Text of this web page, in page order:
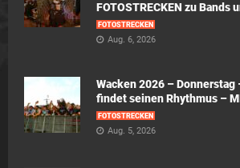
FOTOSTRECKEN zu Bands
FOTOSTRECKEN
Aug. 6, 2026
Wacken 2026 – Donnerstag
findet seinen Rhythmus –
FOTOSTRECKEN
Aug. 5, 2026